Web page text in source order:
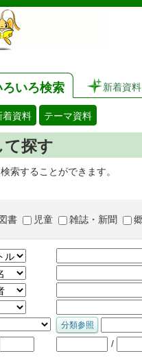
ろいろ検索 新着資料
着資料 テーマ資料
て探す
索することができます。
書 児童 雑誌・新聞
/